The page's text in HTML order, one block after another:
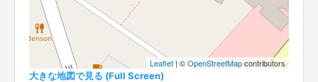
Leaflet | ©OpenStreetMapcontributors
大きな地図で見る (Full Screen)